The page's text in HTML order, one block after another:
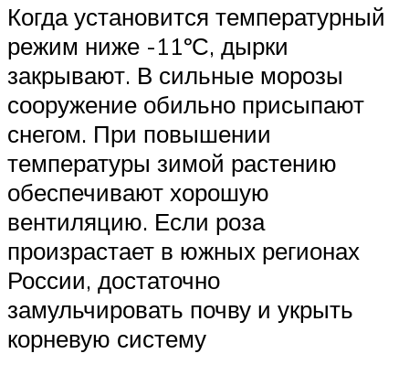
Когда установится температурный
режим ниже -11ºС, дырки
закрывают. В сильные морозы
сооружение обильно присыпают
снегом. При повышении
температуры зимой растению
обеспечивают хорошую
вентиляцию. Если роза
произрастает в южных регионах
России, достаточно
замульчировать почву и укрыть
корневую систему